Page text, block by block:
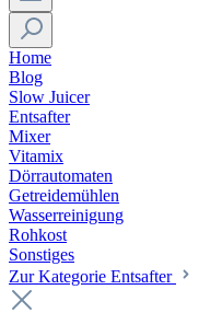
Home
Blog
Slow Juicer
Entsafter
Mixer
Vitamix
Dörrautomaten
Getreidemühlen
Wasserreinigung
Rohkost
Sonstiges
Zur Kategorie Entsafter